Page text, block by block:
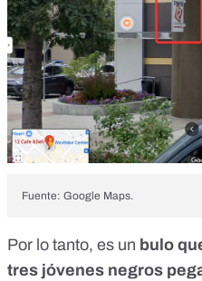
Fuente: Google Maps.
Por lo tanto, es un bulo
tres jóvenes negros